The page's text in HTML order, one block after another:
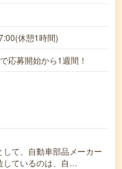
休憩1時間)
応募開始から1週間！
て、自動車部品メーカー
しているのは、自…